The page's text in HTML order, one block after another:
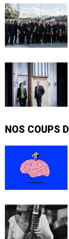
NOS COUPS